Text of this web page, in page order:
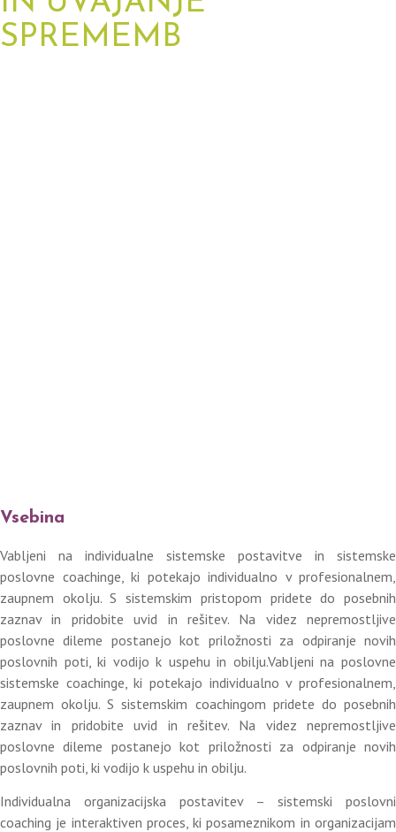
SPREMEMB
Vsebina
Vabljeni na individualne sistemske postavitve in sistemske
poslovne coachinge, ki potekajo individualno v profesionalnem,
zaupnem okolju. S sistemskim pristopom pridete do posebnih
zaznav in pridobite uvid in rešitev. Na videz nepremostljive
poslovne dileme postanejo kot priložnosti za odpiranje novih
poslovnih poti, ki vodijo k uspehu in obilju.Vabljeni na poslovne
sistemske coachinge, ki potekajo individualno v profesionalnem,
zaupnem okolju. S sistemskim coachingom pridete do posebnih
zaznav in pridobite uvid in rešitev. Na videz nepremostljive
poslovne dileme postanejo kot priložnosti za odpiranje novih
poslovnih poti, ki vodijo k uspehu in obilju.
Individualna organizacijska postavitev – sistemski poslovni
coaching je interaktiven proces, ki posameznikom in organizacijam